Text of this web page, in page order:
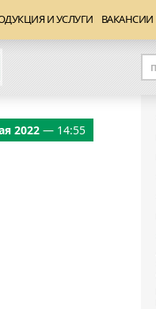
И УСЛУГИ ВАКАНСИИ
2022 — 14:55